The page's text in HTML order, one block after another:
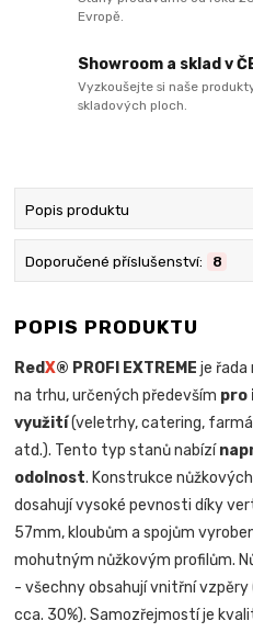
Evropě.
Showroom a sklad v
Vyzkoušejte si naše
skladových ploch.
Popis produktu
Doporučené příslušenství: 8
POPIS PRODUKTU
RedX® PROFI EXTREME je řada
na trhu, určených především pro
využití(veletrhy, catering,
atd.). Tento typ stanů nabízí
odolnost. Konstrukce
dosahují vysoké pevnosti díky
57mm, kloubům a spojům
mohutným nůžkovým profilům.
- všechny obsahují vnitřní
cca. 30%). Samozřejmostí je